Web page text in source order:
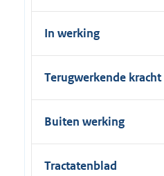
In werking
Terugwerkende kracht
Buiten werking
Tractatenblad